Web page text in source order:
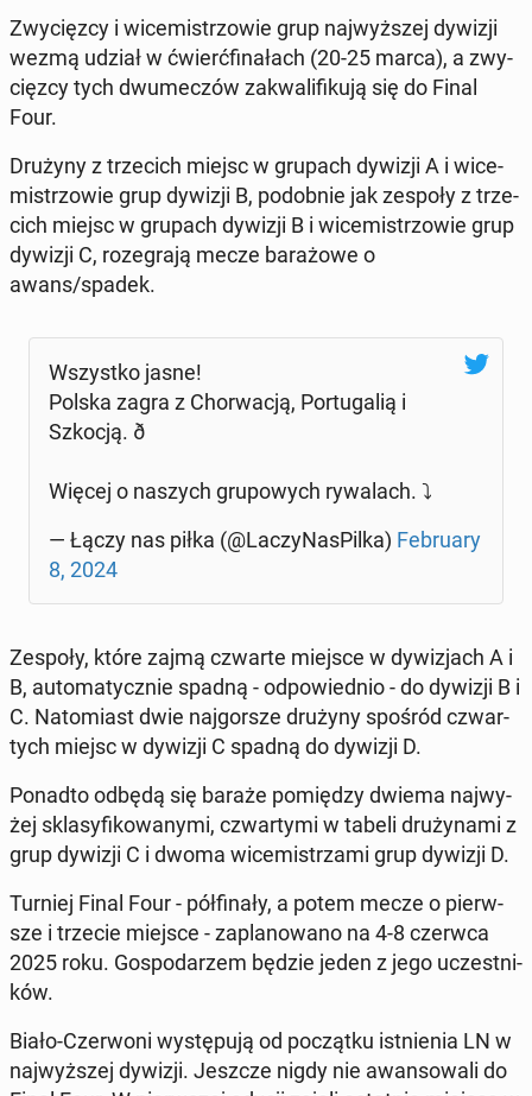
Zwy­cięz­cy i wi­ce­mi­strzo­wie grup naj­wyż­szej dywizji
wezmą udział w ćwierć­fi­na­łach (20-25 marca), a zwy­
cięz­cy tych dwu­me­czów za­kwa­li­fi­ku­ją się do Final
Four.
Drużyny z trze­cich miejsc w grupach dywizji A i wi­ce­
mi­strzo­wie grup dywizji B, po­dob­nie jak zespoły z trze­
cich miejsc w grupach dywizji B i wi­ce­mi­strzo­wie grup
dywizji C, ro­ze­gra­ją mecze ba­ra­żo­we o
awans/spadek.
Wszyst­ko jasne!
Polska zagra z Chor­wa­cją, Por­tu­ga­lią i
Szkocją. ð
Więcej o naszych gru­po­wych ry­wa­lach. ⤵
— Łączy nas piłka (@La­czy­Na­sPil­ka) Fe­bru­ary
8, 2024
Zespoły, które zajmą czwarte miejsce w dy­wi­zjach A i
B, au­to­ma­tycz­nie spadną - od­po­wied­nio - do dywizji B i
C. Na­to­miast dwie naj­gor­sze drużyny spośród czwar­
tych miejsc w dywizji C spadną do dywizji D.
Ponadto odbędą się baraże po­mię­dzy dwiema naj­wy­
żej skla­sy­fi­ko­wa­ny­mi, czwar­ty­mi w tabeli dru­ży­na­mi z
grup dywizji C i dwoma wi­ce­mi­strza­mi grup dywizji D.
Turniej Final Four - pół­fi­na­ły, a potem mecze o pierw­
sze i trzecie miejsce - za­pla­no­wa­no na 4-8 czerwca
2025 roku. Go­spo­da­rzem będzie jeden z jego uczest­ni­
ków.
Biało-Czer­wo­ni wy­stę­pu­ją od po­cząt­ku ist­nie­nia LN w
naj­wyż­szej dywizji. Jeszcze nigdy nie awan­so­wa­li do